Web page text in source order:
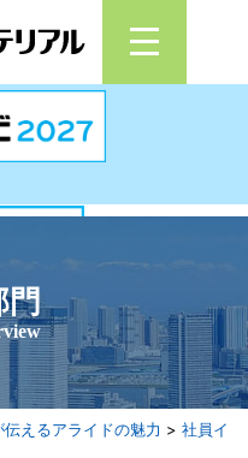
伝えるアライドの魅力 >社員イ
門